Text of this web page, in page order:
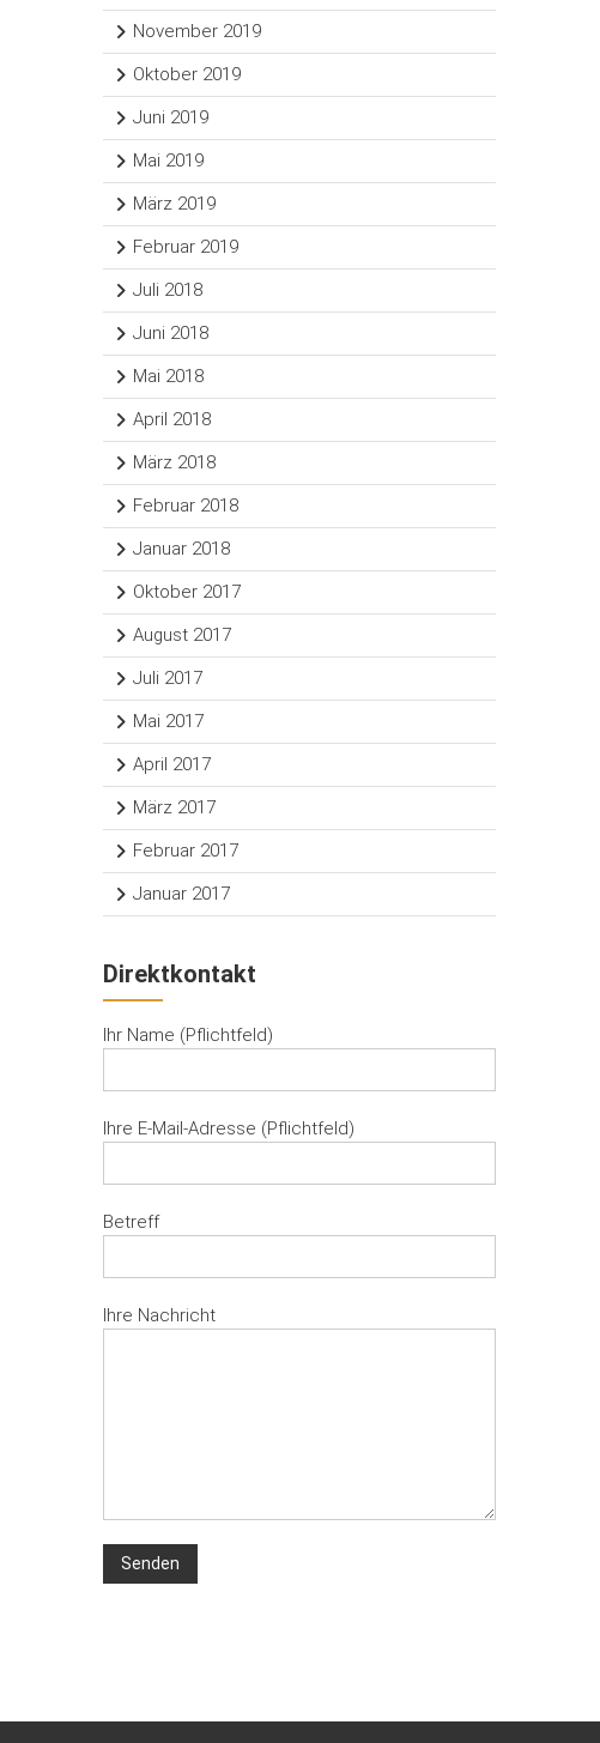
November 2019
Oktober 2019
Juni 2019
Mai 2019
März 2019
Februar 2019
Juli 2018
Juni 2018
Mai 2018
April 2018
März 2018
Februar 2018
Januar 2018
Oktober 2017
August 2017
Juli 2017
Mai 2017
April 2017
März 2017
Februar 2017
Januar 2017
Direktkontakt
Ihr Name (Pflichtfeld)
Ihre E-Mail-Adresse (Pflichtfeld)
Betreff
Ihre Nachricht